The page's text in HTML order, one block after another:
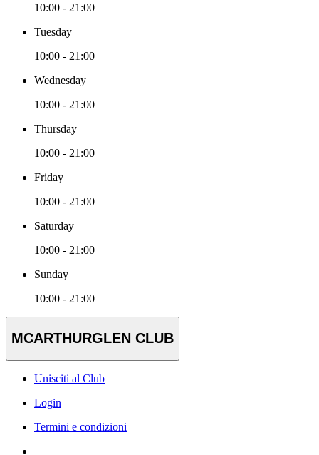
10:00 - 21:00
Tuesday
10:00 - 21:00
Wednesday
10:00 - 21:00
Thursday
10:00 - 21:00
Friday
10:00 - 21:00
Saturday
10:00 - 21:00
Sunday
10:00 - 21:00
MCARTHURGLEN CLUB
Unisciti al Club
Login
Termini e condizioni